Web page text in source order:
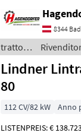
ca. 70
Nutzen Sie die
und sichern Sie sich
**nahezu voll
8344
trattori
/
Massey
Ferguson
Lindner
80
112 CV/82 kW Anno
LISTENPREIS: € 138.723, -